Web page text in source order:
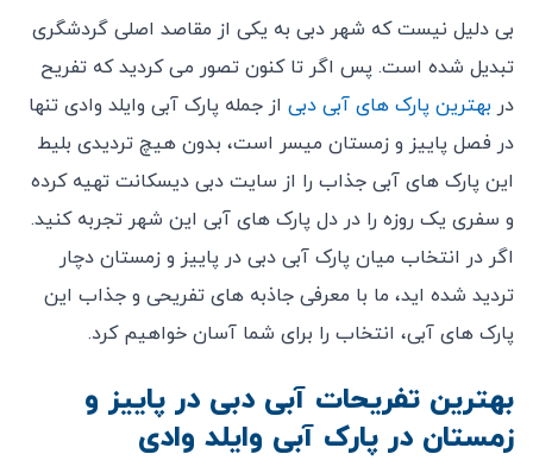
بی دلیل نیست که شهر دبی به یکی از مقاصد اصلی گردشگری
تبدیل شده است. پس اگر تا کنون تصور می کردید که تفریح
در بهترین پارک های آبی دبی از جمله پارک آبی وایلد وادی تنها
در فصل پاییز و زمستان میسر است، بدون هیچ تردیدی بلیط
این پارک های آبی جذاب را از سایت دبی دیسکانت تهیه کرده
و سفری یک روزه را در دل پارک های آبی این شهر تجربه کنید.
اگر در انتخاب میان پارک آبی دبی در پاییز و زمستان دچار
تردید شده اید، ما با معرفی جاذبه های تفریحی و جذاب این
پارک های آبی، انتخاب را برای شما آسان خواهیم کرد.
بهترین تفریحات آبی دبی در پاییز و
زمستان در پارک آبی وایلد وادی